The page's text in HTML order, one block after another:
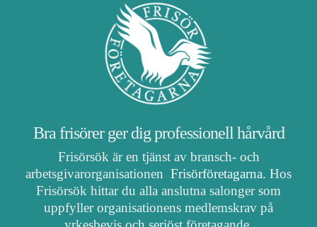
Bra frisörer ger dig professionell hårvård
Frisörsök är en tjänst av bransch- och
arbetsgivarorganisationen Frisörföretagarna. Hos
Frisörsök hittar du alla anslutna salonger som
uppfyller organisationens medlemskrav på